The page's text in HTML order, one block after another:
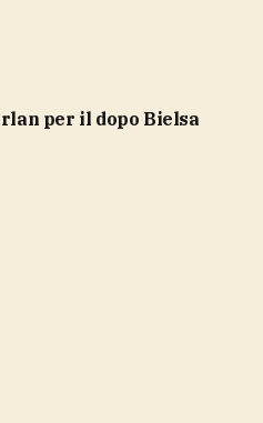
per il dopo Bielsa